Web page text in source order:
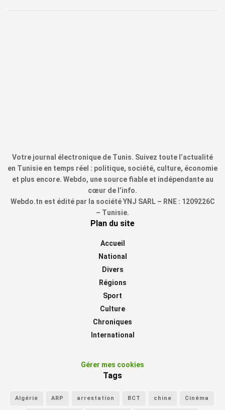
Votre journal électronique de Tunis. Suivez toute l’actualité
en Tunisie en temps réel : politique, société, culture, économie
et plus encore. Webdo, une source fiable et indépendante au
cœur de l’info.
Webdo.tn est édité par la société YNJ SARL – RNE : 1209226C
– Tunisie.
Plan du site
Accueil
National
Divers
Régions
Sport
Culture
Chroniques
International
Gérer mes cookies
Tags
Algérie ARP arrestation BCT chine Cinéma